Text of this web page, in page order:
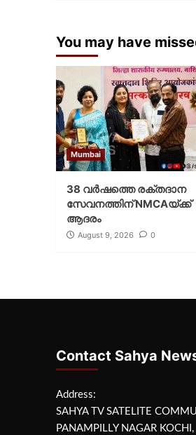
You may have
Mumbai
38 വർഷത്തെ രക്തദാന
സേവനത്തിന് NMCAയ്ക്ക്
ആദരം
August 9, 2026 0
Contact Sahya
Address:
SAHYA TV SATELITE
PANAMPILLY NAGAR KOCHI,